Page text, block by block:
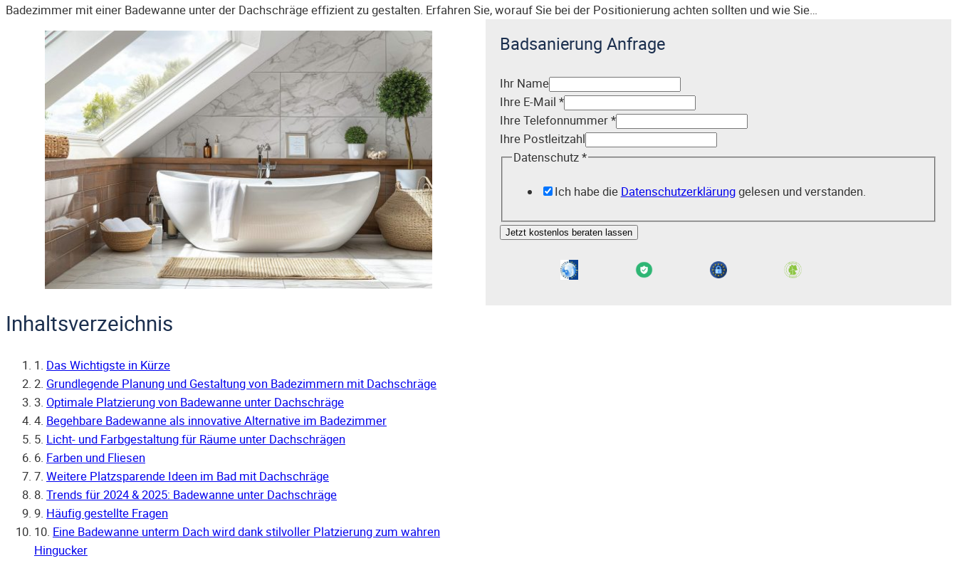
Badezimmer mit einer Badewanne unter der Dachschräge effizient zu gestalten. Erfahren Sie, worauf Sie bei der Positionierung achten sollten und wie Sie…
Inhaltsverzeichnis
1. Das Wichtigste in Kürze
2. Grundlegende Planung und Gestaltung von Badezimmern mit Dachschräge
3. Optimale Platzierung von Badewanne unter Dachschräge
4. Begehbare Badewanne als innovative Alternative im Badezimmer
5. Licht- und Farbgestaltung für Räume unter Dachschrägen
6. Farben und Fliesen
7. Weitere Platzsparende Ideen im Bad mit Dachschräge
8. Trends für 2024 & 2025: Badewanne unter Dachschräge
9. Häufig gestellte Fragen
10. Eine Badewanne unterm Dach wird dank stilvoller Platzierung zum wahren
Hingucker
Badsanierung Anfrage
Ihr Name
Ihre E-Mail *
Ihre Telefonnummer*
Ihre Postleitzahl
Datenschutz*
Ich habe die Datenschutzerklärunggelesen und verstanden.
Jetzt kostenlos beraten lassen